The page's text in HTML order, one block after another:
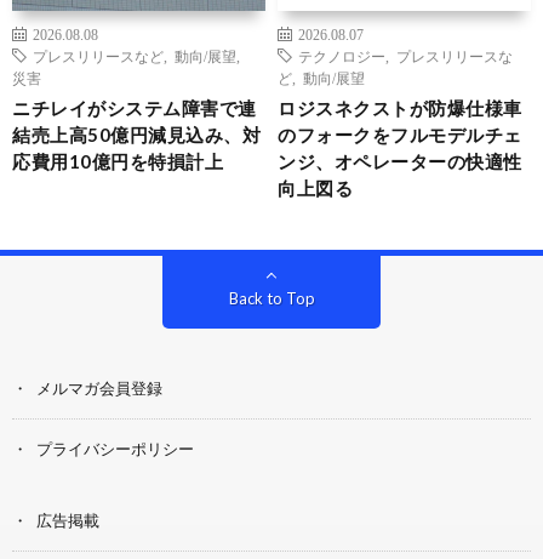
2026.08.08
プレスリリースなど
動向/展望
災害
ニチレイがシステム障害で連
結売上高50億円減見込み、対
応費用10億円を特損計上
2026.08.07
テクノロジー
プレスリリースな
ど
動向/展望
ロジスネクストが防爆仕様車
のフォークをフルモデルチェ
ンジ、オペレーターの快適性
向上図る
Back to Top
メルマガ会員登録
プライバシーポリシー
広告掲載